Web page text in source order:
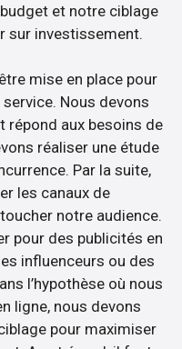
et notre ciblage
sur investissement.
mise en place pour
Nous devons
répond aux besoins de
réaliser une étude
Par la suite,
les canaux de
notre audience.
pour des publicités en
influenceurs ou des
l’hypothèse où nous
ligne, nous devons
pour maximiser